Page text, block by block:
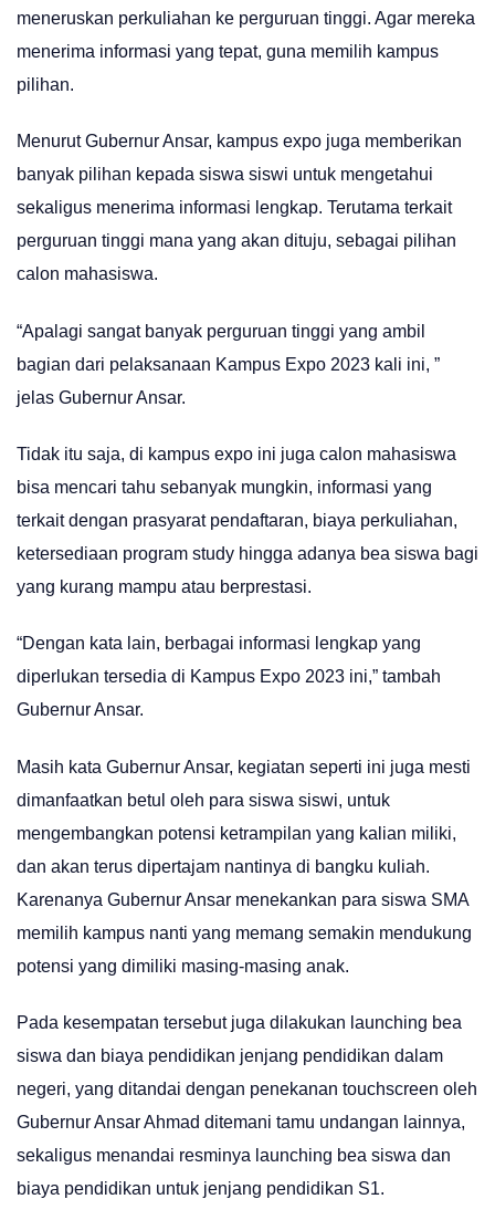
meneruskan perkuliahan ke perguruan tinggi. Agar mereka
menerima informasi yang tepat, guna memilih kampus
pilihan.
Menurut Gubernur Ansar, kampus expo juga memberikan
banyak pilihan kepada siswa siswi untuk mengetahui
sekaligus menerima informasi lengkap. Terutama terkait
perguruan tinggi mana yang akan dituju, sebagai pilihan
calon mahasiswa.
“Apalagi sangat banyak perguruan tinggi yang ambil
bagian dari pelaksanaan Kampus Expo 2023 kali ini, ”
jelas Gubernur Ansar.
Tidak itu saja, di kampus expo ini juga calon mahasiswa
bisa mencari tahu sebanyak mungkin, informasi yang
terkait dengan prasyarat pendaftaran, biaya perkuliahan,
ketersediaan program study hingga adanya bea siswa bagi
yang kurang mampu atau berprestasi.
“Dengan kata lain, berbagai informasi lengkap yang
diperlukan tersedia di Kampus Expo 2023 ini,” tambah
Gubernur Ansar.
Masih kata Gubernur Ansar, kegiatan seperti ini juga mesti
dimanfaatkan betul oleh para siswa siswi, untuk
mengembangkan potensi ketrampilan yang kalian miliki,
dan akan terus dipertajam nantinya di bangku kuliah.
Karenanya Gubernur Ansar menekankan para siswa SMA
memilih kampus nanti yang memang semakin mendukung
potensi yang dimiliki masing-masing anak.
Pada kesempatan tersebut juga dilakukan launching bea
siswa dan biaya pendidikan jenjang pendidikan dalam
negeri, yang ditandai dengan penekanan touchscreen oleh
Gubernur Ansar Ahmad ditemani tamu undangan lainnya,
sekaligus menandai resminya launching bea siswa dan
biaya pendidikan untuk jenjang pendidikan S1.